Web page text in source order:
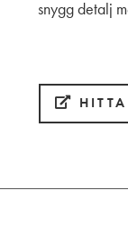
snygg detalj